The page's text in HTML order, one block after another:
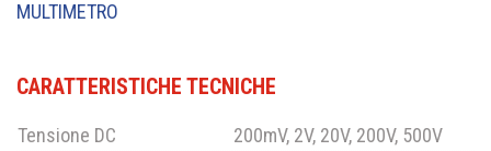
MULTIMETRO
CARATTERISTICHE TECNICHE
Tensione DC
200mV, 2V, 20V, 200V, 500V